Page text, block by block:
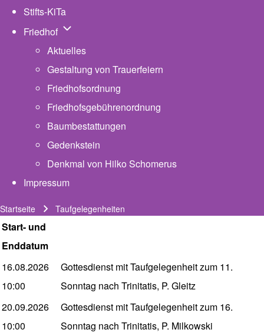
Stifts-KiTa
Friedhof Unternavigation von Friedhof
Aktuelles
Gestaltung von Trauerfeiern
Friedhofsordnung
Friedhofsgebührenordnung
Baumbestattungen
Gedenkstein
Denkmal von Hilko Schomerus
Impressum
Pfadnavigation
Startseite Taufgelegenheiten
Start- und
Enddatum
16.08.2026
10:00
Gottesdienst mit Taufgelegenheit zum 11.
Sonntag nach Trinitatis, P. Gleitz
20.09.2026
10:00
Gottesdienst mit Taufgelegenheit zum 16.
Sonntag nach Trinitatis, P. Milkowski